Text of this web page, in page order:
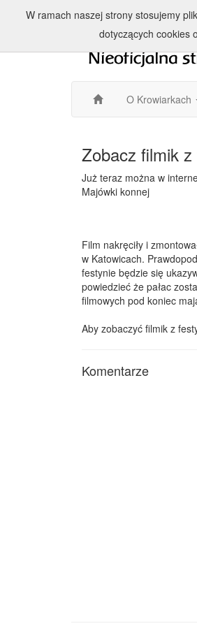
O Krowiarkach
Zobacz filmik
Już teraz można w
Majówki konnej
Film nakręciły i
w Katowicach.
festynie będzie się
powiedzieć że pałac
filmowych pod koniec
Aby zobaczyć filmik z
Komentarze
W ramach naszej strony stosujemy
dotyczących cookies